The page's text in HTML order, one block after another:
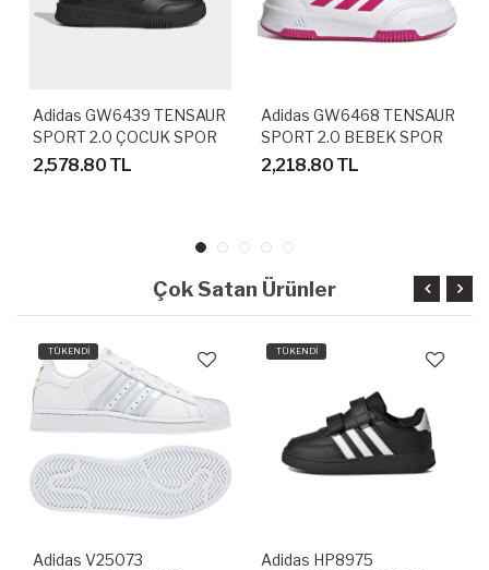
Adidas GW6439 TENSAUR
SPORT 2.0 ÇOCUK SPOR
AYAKKABI
2,578.80 TL
Adidas GW6468 TENSAUR
SPORT 2.0 BEBEK SPOR
AYAKKABI
2,218.80 TL
Çok Satan Ürünler
TÜKENDİ
Adidas V25073
TÜKENDİ
Adidas HP8975